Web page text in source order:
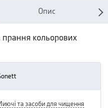
Опис
прання кольорових
sonett
миючі та засоби для чищення